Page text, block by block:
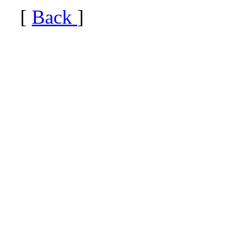
[ Back ]